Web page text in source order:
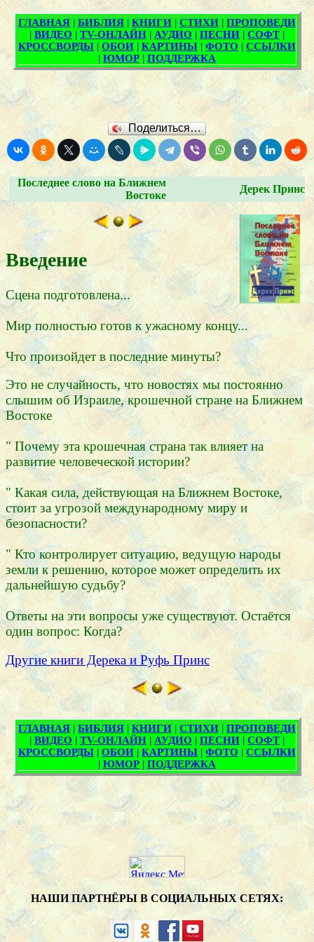
Поделиться…
Последнее слово на Ближнем
Востоке
Дерек Принс
Введение
Сцена подготовлена...
Мир полностью готов к ужасному концу...
Что произойдет в последние минуты?
Это не случайность, что новостях мы постоянно
слышим об Израиле, крошечной стране на Ближнем
Востоке
" Почему эта крошечная страна так влияет на
развитие человеческой истории?
" Какая сила, действующая на Ближнем Востоке,
стоит за угрозой международному миру и
безопасности?
" Кто контролирует ситуацию, ведущую народы
земли к решению, которое может определить их
дальнейшую судьбу?
Ответы на эти вопросы уже существуют. Остаётся
один вопрос: Когда?
Другие книги Дерека и Руфь Принс